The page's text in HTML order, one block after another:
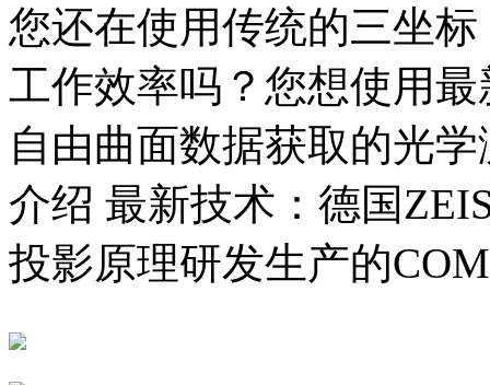
您还在使用传统的三坐
工作效率吗？您想使用
自由曲面数据获取的光
介绍 最新技术：德国
投影原理研发生产的